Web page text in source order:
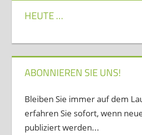
HEUTE …
ABONNIEREN SIE UNS!
Bleiben Sie immer auf dem
erfahren Sie sofort, wenn
publiziert werden...